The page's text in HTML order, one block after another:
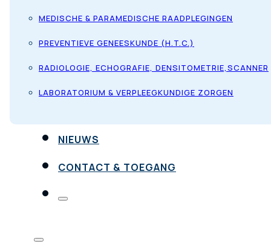
MEDISCHE & PARAMEDISCHE RAADPLEGINGEN
PREVENTIEVE GENEESKUNDE (H.T.C.)
RADIOLOGIE, ECHOGRAFIE, DENSITOMETRIE,SCANNER
LABORATORIUM & VERPLEEGKUNDIGE ZORGEN
NIEUWS
CONTACT & TOEGANG